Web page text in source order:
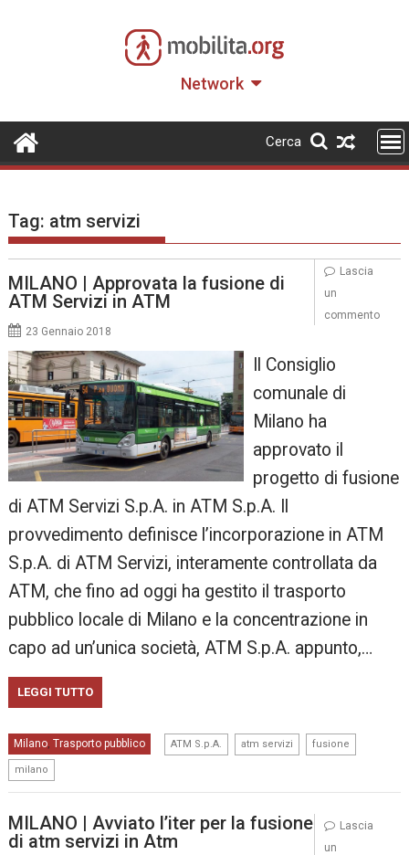
Network
Cerca
Tag: atm servizi
MILANO | Approvata la fusione di
ATM Servizi in ATM
23 Gennaio 2018
Il Consiglio
comunale di
Milano ha
approvato il
progetto di fusione
di ATM Servizi S.p.A. in ATM S.p.A. Il
provvedimento definisce l’incorporazione in ATM
S.p.A. di ATM Servizi, interamente controllata da
ATM, che fino ad oggi ha gestito il trasporto
pubblico locale di Milano e la concentrazione in
capo ad un’unica società, ATM S.p.A. appunto,…
LEGGI TUTTO
Milano, Trasporto pubblico ATM S.p.A. atm servizi fusione
milano
Lascia
un
commento
MILANO | Avviato l’iter per la fusione
di atm servizi in Atm
Lascia
un